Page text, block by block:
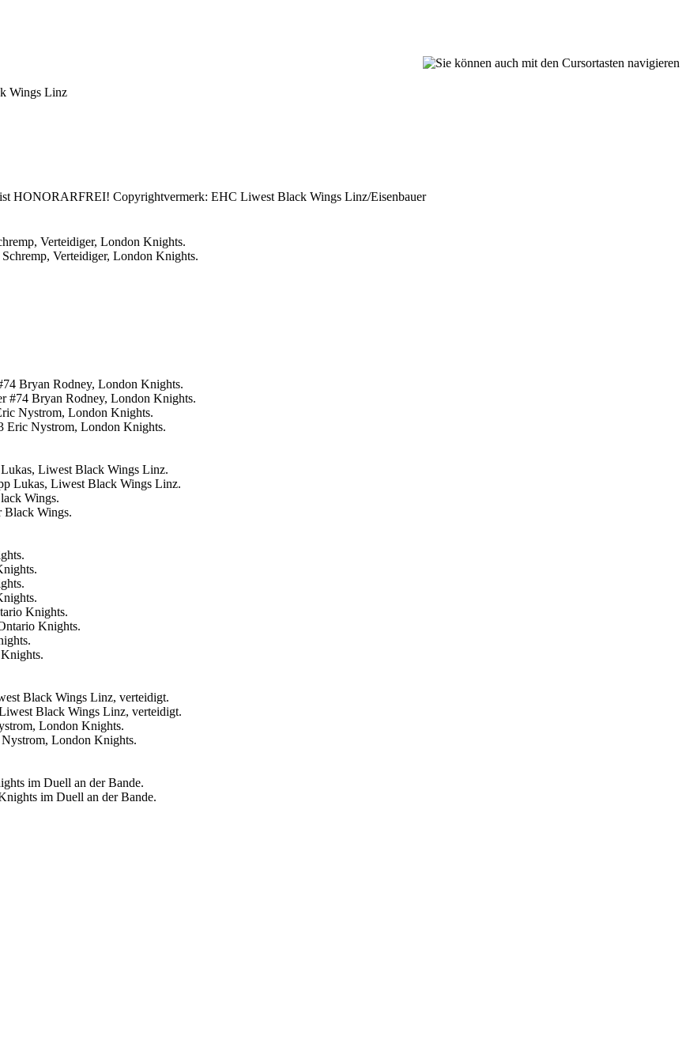
Wings Linz
HONORARFREI! Copyrightvermerk: EHC Liwest Black Wings Linz/Eisenbauer
Verteidiger, London Knights.
Bryan Rodney, London Knights.
Nystrom, London Knights.
Liwest Black Wings Linz.
Wings.
Knights.
Black Wings Linz, verteidigt.
London Knights.
im Duell an der Bande.